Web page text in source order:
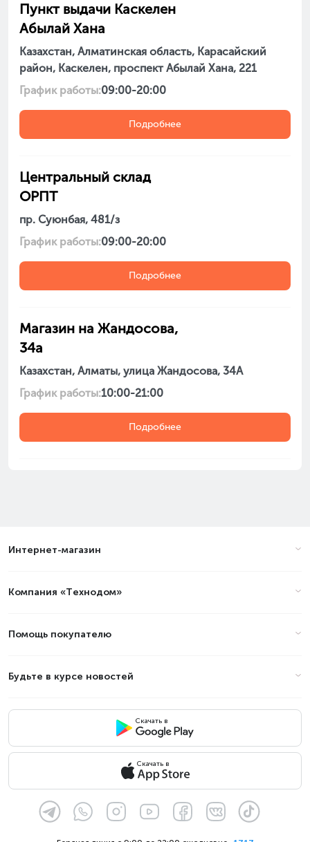
Пункт выдачи Каскелен
Абылай Хана
Казахстан, Алматинская область, Карасайский
район, Каскелен, проспект Абылай Хана, 221
График работы:09:00-20:00
Подробнее
Центральный склад
ОРПТ
пр. Суюнбая, 481/з
График работы:09:00-20:00
Подробнее
Магазин на Жандосова,
34а
Казахстан, Алматы, улица Жандосова, 34А
График работы:10:00-21:00
Подробнее
Интернет-магазин
Компания «Технодом»
Помощь покупателю
Будьте в курсе новостей
Скачать в
Скачать в